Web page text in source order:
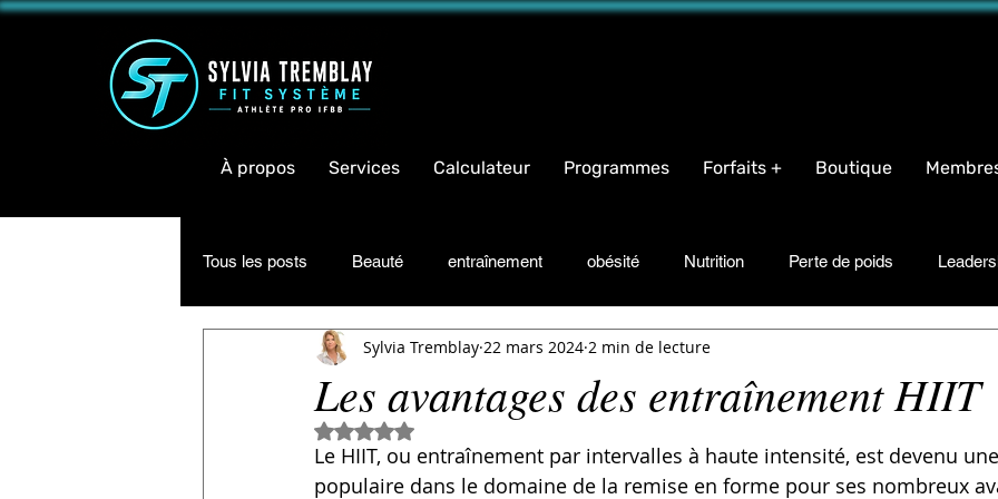
À propos Services Calculateur Programmes Forfaits + Boutique
Tous les posts Beauté entraînement obésité Nutrition Perte de poids
Inspiration Informations Motivation Bonheur
Les avantages des entraînement HIIT
Sylvia Tremblay 22 mars 2024 2 min de lecture
Noté NaN étoiles sur 5.
Le HIIT, ou entraînement par intervalles à haute intensité, est devenu
populaire dans le domaine de la remise en forme pour ses nombreux